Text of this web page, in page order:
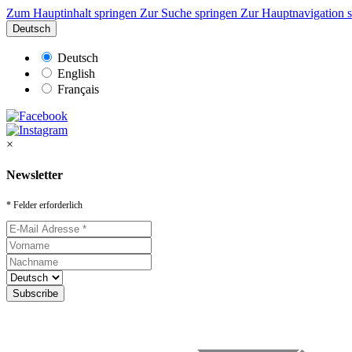
Zum Hauptinhalt springen Zur Suche springen Zur Hauptnavigation
Deutsch
Deutsch
English
Français
×
Newsletter
* Felder erforderlich